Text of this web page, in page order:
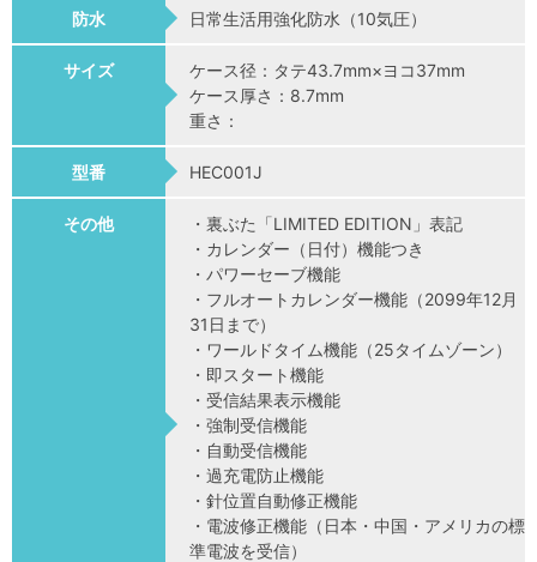
防水 日常生活用強化防水（10気圧）
サイズ
ケース径：タテ43.7mm×ヨコ37mm
ケース厚さ：8.7mm
重さ：
型番 HEC001J
その他
・裏ぶた「LIMITED EDITION」表記
・カレンダー（日付）機能つき
・パワーセーブ機能
・フルオートカレンダー機能（2099年12月
31日まで）
・ワールドタイム機能（25タイムゾーン）
・即スタート機能
・受信結果表示機能
・強制受信機能
・自動受信機能
・過充電防止機能
・針位置自動修正機能
・電波修正機能（日本・中国・アメリカの標
準電波を受信）